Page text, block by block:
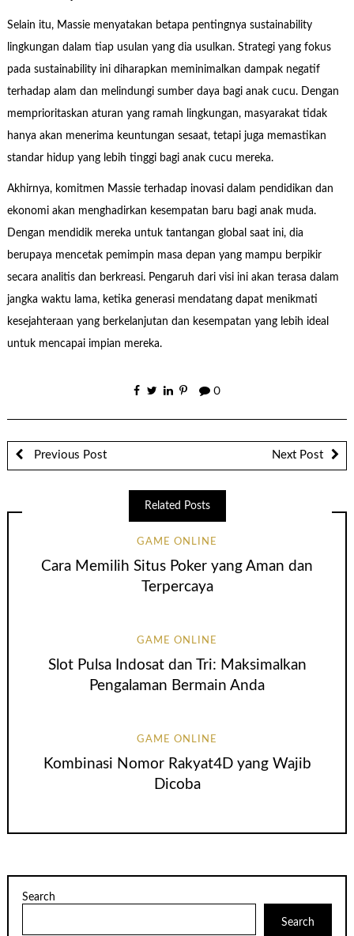
Selain itu, Massie menyatakan betapa pentingnya sustainability
lingkungan dalam tiap usulan yang dia usulkan. Strategi yang fokus
pada sustainability ini diharapkan meminimalkan dampak negatif
terhadap alam dan melindungi sumber daya bagi anak cucu. Dengan
memprioritaskan aturan yang ramah lingkungan, masyarakat tidak
hanya akan menerima keuntungan sesaat, tetapi juga memastikan
standar hidup yang lebih tinggi bagi anak cucu mereka.
Akhirnya, komitmen Massie terhadap inovasi dalam pendidikan dan
ekonomi akan menghadirkan kesempatan baru bagi anak muda.
Dengan mendidik mereka untuk tantangan global saat ini, dia
berupaya mencetak pemimpin masa depan yang mampu berpikir
secara analitis dan berkreasi. Pengaruh dari visi ini akan terasa dalam
jangka waktu lama, ketika generasi mendatang dapat menikmati
kesejahteraan yang berkelanjutan dan kesempatan yang lebih ideal
untuk mencapai impian mereka.
0
Previous Post Next Post
Related Posts
GAME ONLINE
Cara Memilih Situs Poker yang Aman dan
Terpercaya
GAME ONLINE
Slot Pulsa Indosat dan Tri: Maksimalkan
Pengalaman Bermain Anda
GAME ONLINE
Kombinasi Nomor Rakyat4D yang Wajib
Dicoba
Search
Search